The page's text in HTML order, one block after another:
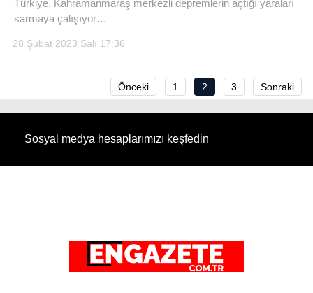
Türkiye, Kahramanmaraş merkezli depremlerin açtığı yaraları
sarmaya çalışıyor…
28 Şubat 2023 Salı 17:36
Önceki 1 2 3 Sonraki
Sosyal medya hesaplarımızı keşfedin